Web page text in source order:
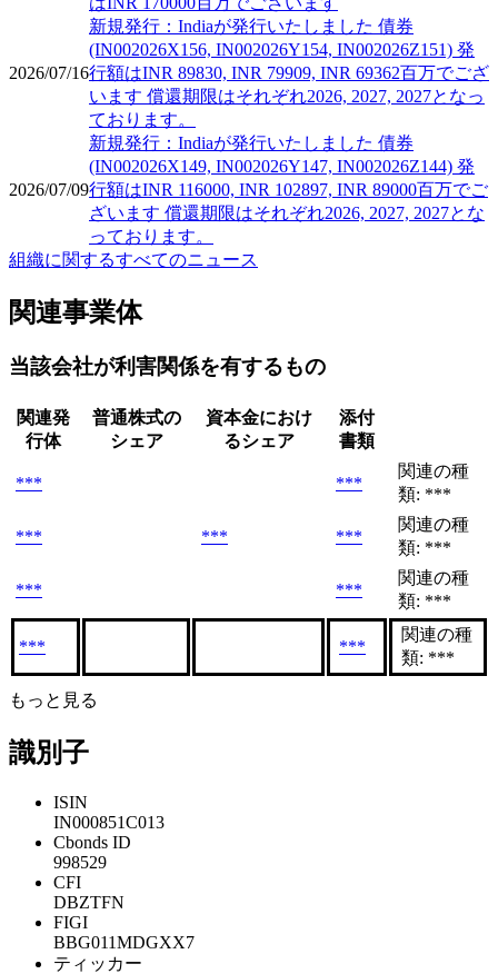
2026/07/16
新規発行：Indiaが発行いたしました 債券
(IN002026X156, IN002026Y154, IN002026Z151) 発
行額はINR 89830, INR 79909, INR 69362百万でござ
います 償還期限はそれぞれ2026, 2027, 2027となっ
ております。
2026/07/09
新規発行：Indiaが発行いたしました 債券
(IN002026X149, IN002026Y147, IN002026Z144) 発
行額はINR 116000, INR 102897, INR 89000百万でご
ざいます 償還期限はそれぞれ2026, 2027, 2027とな
っております。
組織に関するすべてのニュース
関連事業体
当該会社が利害関係を有するもの
関連発
行体
普通株式の
シェア
資本金におけ
るシェア
添付
書類
*** ***
関連の種
類: ***
*** *** ***
関連の種
類: ***
*** ***
関連の種
類: ***
*** ***
関連の種
類: ***
もっと見る
識別子
ISIN
IN000851C013
Cbonds ID
998529
CFI
DBZTFN
FIGI
BBG011MDGXX7
ティッカー